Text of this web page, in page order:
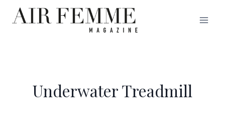
Saltar
Underwater Treadmill